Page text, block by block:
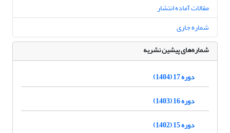
مقالات آماده انتشار
شماره جاری
شماره‌های پیشین نشریه
دوره 17 (1404)
دوره 16 (1403)
دوره 15 (1402)